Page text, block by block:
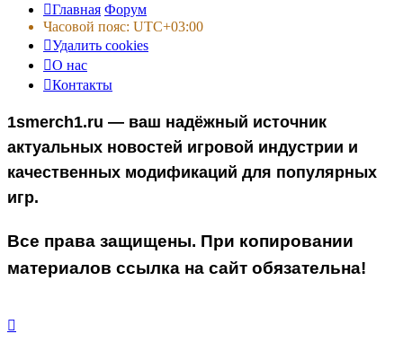
Главная Форум
Часовой пояс: UTC+03:00
Удалить cookies
О нас
Контакты
1smerch1.ru — ваш надёжный источник
актуальных новостей игровой индустрии и
качественных модификаций для популярных
игр.
Все права защищены. При копировании
материалов ссылка на сайт обязательна!